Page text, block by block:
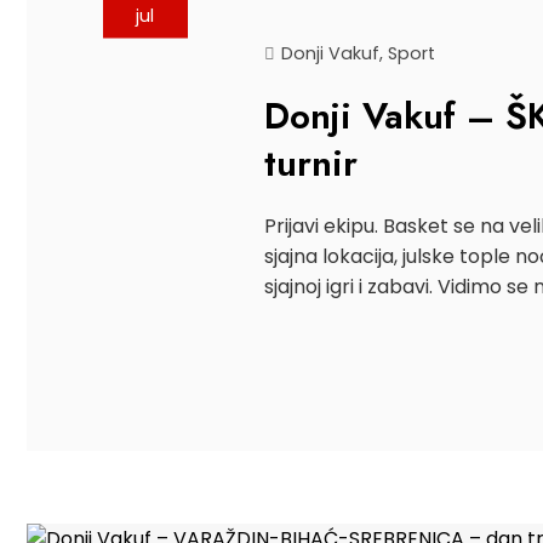
jul
Donji Vakuf, Sport
Donji Vakuf –
turnir
Prijavi ekipu. Basket se na
sjajna lokacija, julske tople
sjajnoj igri i zabavi. Vidimo se